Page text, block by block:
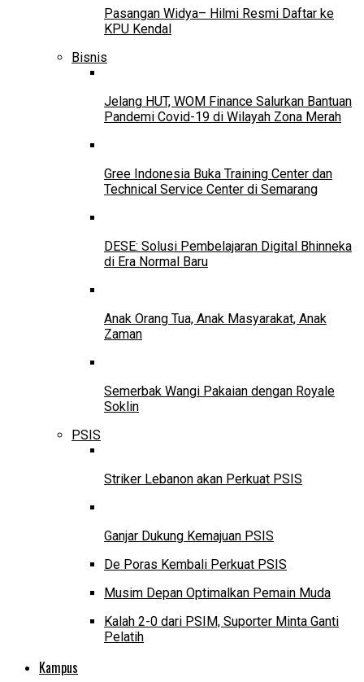
Pasangan Widya– Hilmi Resmi Daftar ke
KPU Kendal
Bisnis
Jelang HUT, WOM Finance Salurkan Bantuan
Pandemi Covid-19 di Wilayah Zona Merah
Gree Indonesia Buka Training Center dan
Technical Service Center di Semarang
DESE: Solusi Pembelajaran Digital Bhinneka
di Era Normal Baru
Anak Orang Tua, Anak Masyarakat, Anak
Zaman
Semerbak Wangi Pakaian dengan Royale
Soklin
PSIS
Striker Lebanon akan Perkuat PSIS
Ganjar Dukung Kemajuan PSIS
De Poras Kembali Perkuat PSIS
Musim Depan Optimalkan Pemain Muda
Kalah 2-0 dari PSIM, Suporter Minta Ganti
Pelatih
Kampus